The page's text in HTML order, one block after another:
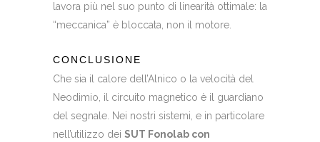
lavora più nel suo punto di linearità ottimale: la
“meccanica” è bloccata, non il motore.
CONCLUSIONE
Che sia il calore dell’Alnico o la velocità del
Neodimio, il circuito magnetico è il guardiano
del segnale. Nei nostri sistemi, e in particolare
nell’utilizzo dei SUT Fonolab con